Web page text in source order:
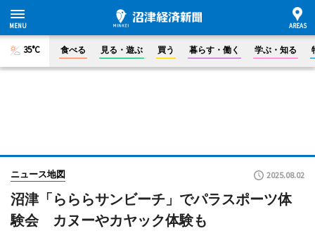
35°C 食べる 見る・遊ぶ 買う 暮らす・働く 学ぶ・知る
ニュース地図 2025.08.02
沼津「らららサンビーチ」でパラスポーツ体
験会 カヌーやカヤック体験も